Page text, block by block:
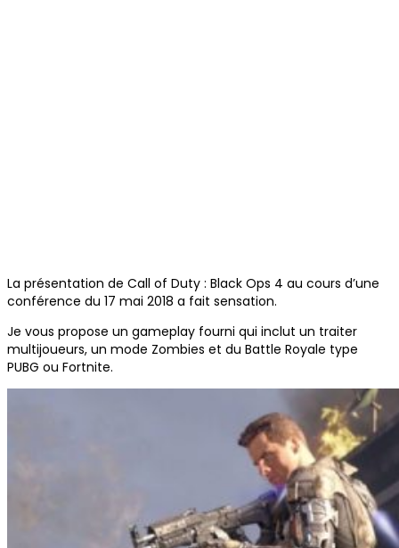
La présentation de Call of Duty : Black Ops 4 au cours d’une
conférence du 17 mai 2018 a fait sensation.
Je vous propose un gameplay fourni qui inclut un traiter
multijoueurs, un mode Zombies et du Battle Royale type
PUBG ou Fortnite.